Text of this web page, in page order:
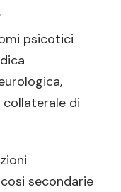
psicotici
di
secondarie